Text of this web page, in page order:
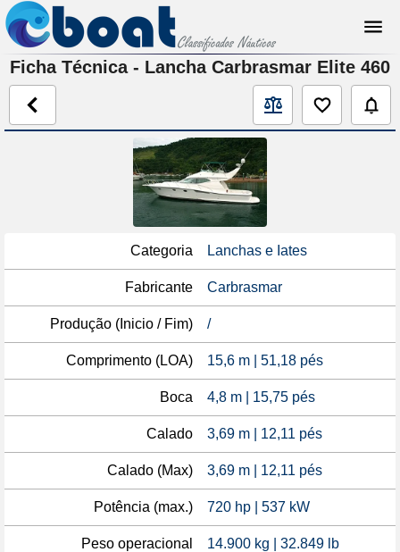
Ficha Técnica - Lancha Carbrasmar Elite 460
Categoria Lanchas e Iates
Fabricante Carbrasmar
Produção (Inicio / Fim) /
Comprimento (LOA) 15,6 m | 51,18 pés
Boca 4,8 m | 15,75 pés
Calado 3,69 m | 12,11 pés
Calado (Max) 3,69 m | 12,11 pés
Potência (max.) 720 hp | 537 kW
Peso operacional 14.900 kg | 32.849 lb